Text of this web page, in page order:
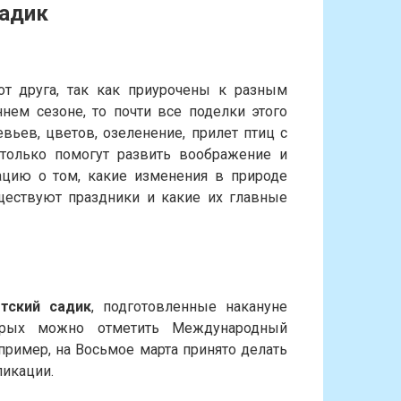
друга, так как приурочены к разным
сезоне, то почти все поделки этого
цветов, озеленение, прилет птиц с
помогут развить воображение и
о том, какие изменения в природе
праздники и какие их главные
садик, подготовленные накануне
можно отметить Международный
на Восьмое марта принято делать